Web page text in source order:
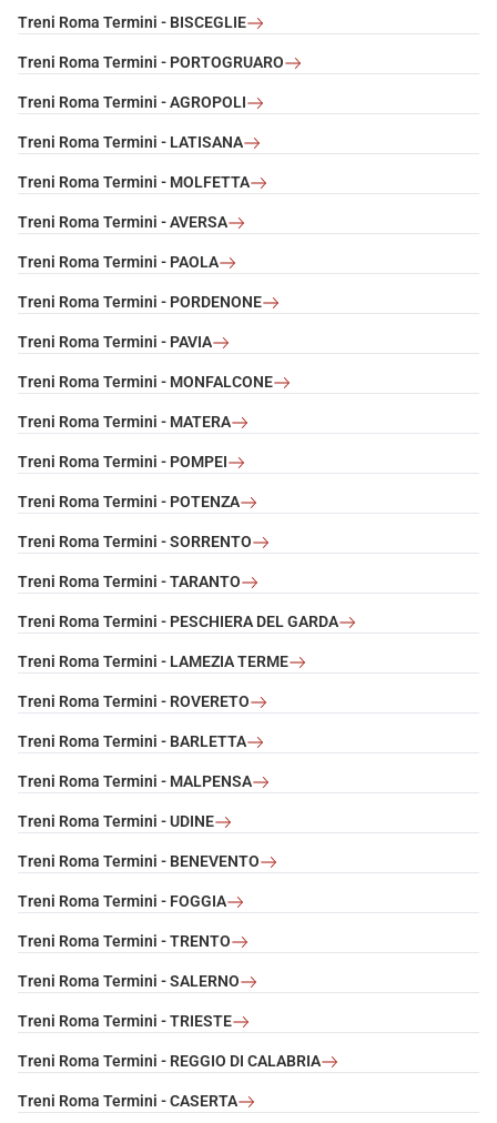
Treni Roma Termini - BISCEGLIE
Treni Roma Termini - PORTOGRUARO
Treni Roma Termini - AGROPOLI
Treni Roma Termini - LATISANA
Treni Roma Termini - MOLFETTA
Treni Roma Termini - AVERSA
Treni Roma Termini - PAOLA
Treni Roma Termini - PORDENONE
Treni Roma Termini - PAVIA
Treni Roma Termini - MONFALCONE
Treni Roma Termini - MATERA
Treni Roma Termini - POMPEI
Treni Roma Termini - POTENZA
Treni Roma Termini - SORRENTO
Treni Roma Termini - TARANTO
Treni Roma Termini - PESCHIERA DEL GARDA
Treni Roma Termini - LAMEZIA TERME
Treni Roma Termini - ROVERETO
Treni Roma Termini - BARLETTA
Treni Roma Termini - MALPENSA
Treni Roma Termini - UDINE
Treni Roma Termini - BENEVENTO
Treni Roma Termini - FOGGIA
Treni Roma Termini - TRENTO
Treni Roma Termini - SALERNO
Treni Roma Termini - TRIESTE
Treni Roma Termini - REGGIO DI CALABRIA
Treni Roma Termini - CASERTA